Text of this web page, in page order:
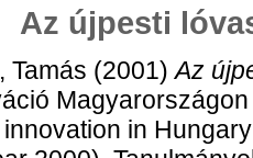
Az újpesti
Tamás (2001)Az
in